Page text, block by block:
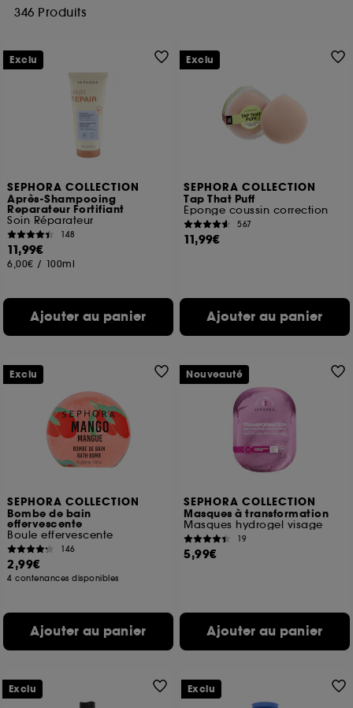
346 Produits
SEPHORA COLLECTION
Après-Shampooing
Reparateur Fortifiant
Soin Réparateur
148
11,99€
6,00€ / 100ml
Ajouter au panier
Exclu
SEPHORA COLLECTION
Tap That Puff
Éponge coussin correction
567
11,99€
Ajouter au panier
Exclu
SEPHORA COLLECTION
Bombe de bain
effervescente
Boule effervescente
146
2,99€
4 contenances disponibles
Ajouter au panier
Exclu
SEPHORA COLLECTION
Masques à transformation
Masques hydrogel visage
19
5,99€
Ajouter au panier
Nouveauté
Exclu Exclu